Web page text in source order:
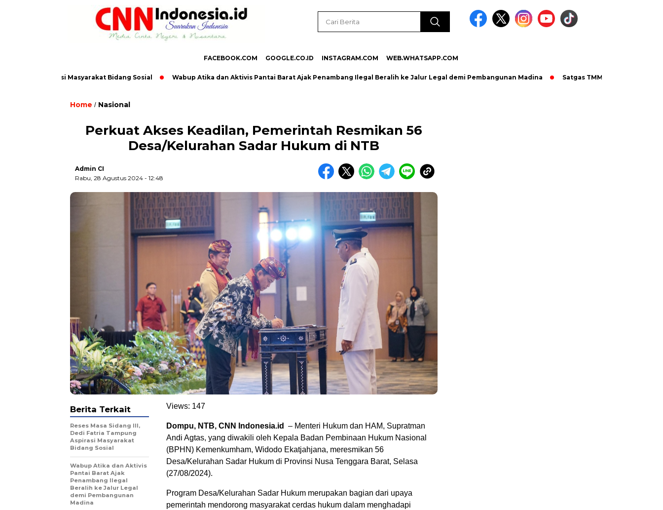
FACEBOOK.COM GOOGLE.CO.ID INSTAGRAM.COM WEB.WHATSAPP.COM
Aspirasi Masyarakat Bidang Sosial Wabup Atika dan Aktivis Pantai Barat Ajak Penambang Ilegal Beralih ke Jalur Legal demi Pembangunan Madina Satgas TMMD dan Warga Bersinergi
Home / Nasional
Perkuat Akses Keadilan, Pemerintah Resmikan 56
Desa/Kelurahan Sadar Hukum di NTB
Admin CI
Rabu, 28 Agustus 2024 - 12:48
Views: 147
Dompu, NTB, CNN Indonesia.id
– Menteri Hukum dan HAM, Supratman
Andi Agtas, yang diwakili oleh Kepala Badan Pembinaan Hukum Nasional
(BPHN) Kemenkumham, Widodo Ekatjahjana, meresmikan 56
Desa/Kelurahan Sadar Hukum di Provinsi Nusa Tenggara Barat, Selasa
(27/08/2024).
Program Desa/Kelurahan Sadar Hukum merupakan bagian dari upaya
pemerintah mendorong masyarakat cerdas hukum dalam menghadapi
Berita Terkait
Reses Masa Sidang III,
Dedi Fatria Tampung
Aspirasi Masyarakat
Bidang Sosial
Wabup Atika dan Aktivis
Pantai Barat Ajak
Penambang Ilegal
Beralih ke Jalur Legal
demi Pembangunan
Madina